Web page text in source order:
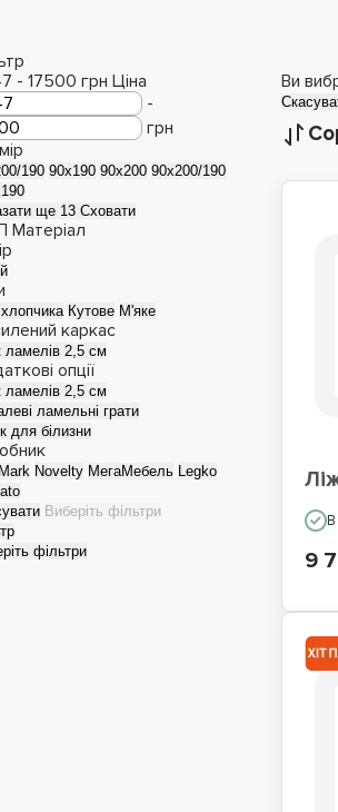
Односпальні ліжка
- 17500 грн Ціна
-
грн
190 90x190 90x200 90x200/190
ще 13 Сховати
Матеріал
Кутове М'яке
каркас
ламелів 2,5 см
опції
ламелів 2,5 см
ламельні грати
для білизни
Novelty МегаМебель Legko
Виберіть фільтри
фільтри
Ви
В
9